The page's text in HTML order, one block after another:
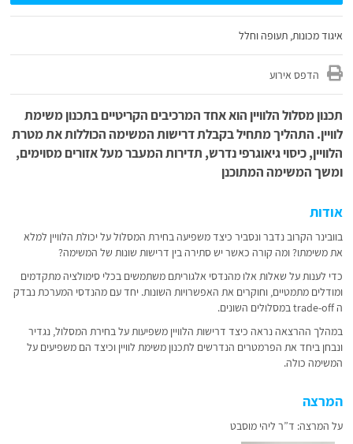
איגוד מכונות, תעופה וחלל
הדפס אירוע
תכנון מסלול הלוויין הוא אחד המרכיבים הקריטיים בתכנון משימת
לוויין. התהליך מתחיל בקבלת דרישות המשימה הכוללות את מטרת
הלוויין, כיסוי גיאוגרפי נדרש, תדירות המעבר מעל אזורים מסוימים,
ומשך המשימה המתוכנן
אודות
בוובינר הקרוב נדבר ונסביר כיצד משפיעה בחירת המסלול על יכולת הלוויין למלא
את משימתו? ומה קורה כאשר יש סתירה בין דרישות שונות של המשימה?
כדי לענות על שאלות אלו מהנדסי אלגוריתם משתמשים בכלי סימולציה מתקדמים
ומודלים מתמטיים, וחוקרים את האפשרויות השונות. יחד עם מהנדסי המערכת נבדק
ה trade-off במסלולים השונים.
במהלך ההרצאה נראה כיצד דרישות הלוויין משפיעות על בחירת המסלול, נגדיר
ונבחן ביחד את הפרמטרים הנדרשים לתכנון משימת לוויין וכיצד הם משפיעים על
המשימה כולה.
המרצה
על המרצה: ד”ר ליהי מוסבט